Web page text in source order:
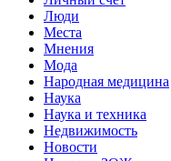
Люди
Места
Мнения
Мода
Народная медицина
Наука
Наука и техника
Недвижимость
Новости